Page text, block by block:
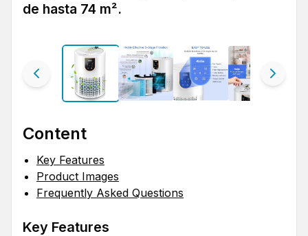
de hasta 74 m².
Content
Key Features
Product Images
Frequently Asked Questions
Key Features